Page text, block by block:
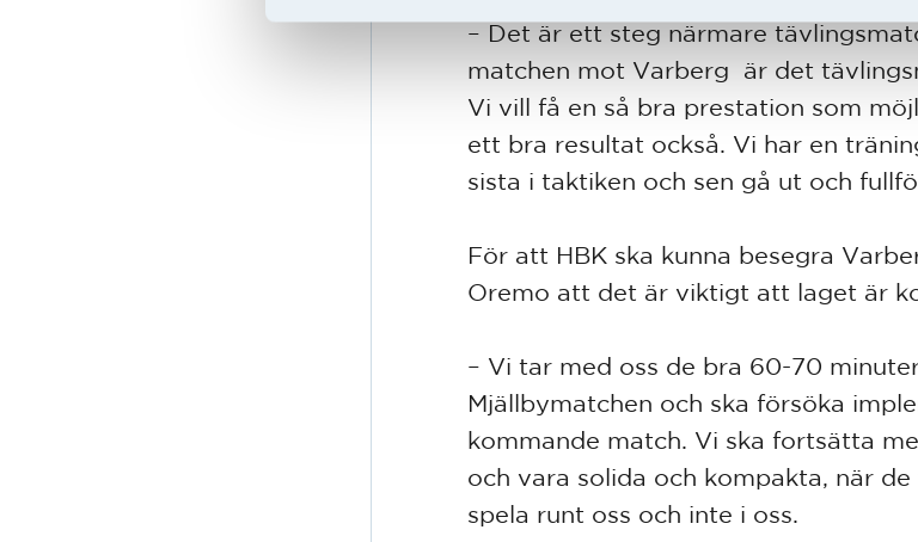
– Det är ett steg närmare
matchen mot Varberg är det
Vi vill få en så bra prestation som
ett bra resultat också. Vi har en
sista i taktiken och sen gå ut och
För att HBK ska kunna besegra
Oremo att det är viktigt att laget är
– Vi tar med oss de bra 60-70
Mjällbymatchen och ska försöka
kommande match. Vi ska fortsätta
och vara solida och kompakta, när de
spela runt oss och inte i oss.